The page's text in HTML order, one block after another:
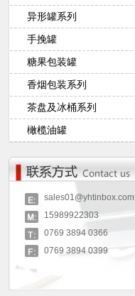
异形罐系列
手挽罐
糖果包装罐
香烟包装系列
茶盘及冰桶系列
橄榄油罐
sales01@yhtinbox.com
15989922303
0769 3894 0366
0769 3894 0399